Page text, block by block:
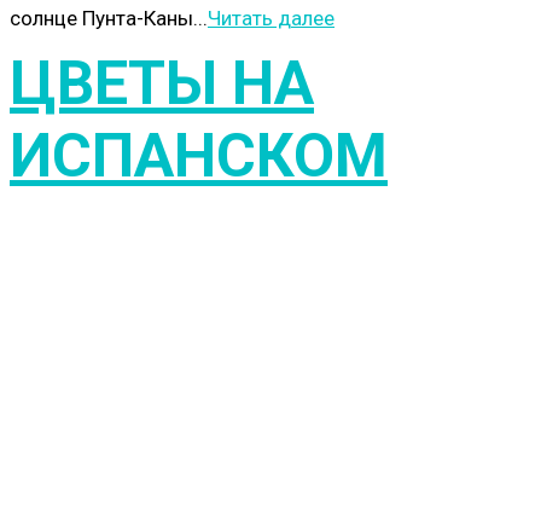
солнце Пунта-Каны...Читать далее
ЦВЕТЫ НА
ИСПАНСКОМ